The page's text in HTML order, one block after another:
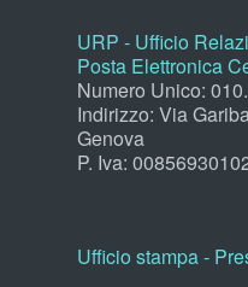
URP - Ufficio
Posta Elettronica
Numero Unico:
Indirizzo: Via
Genova
P. Iva:
Ufficio stampa -